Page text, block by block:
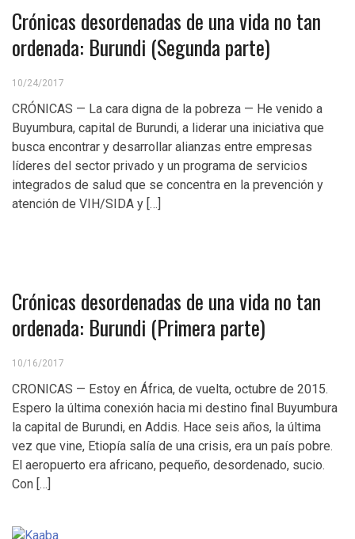
Crónicas desordenadas de una vida no tan
ordenada: Burundi (Segunda parte)
10/24/2017
CRÓNICAS — La cara digna de la pobreza — He venido a
Buyumbura, capital de Burundi, a liderar una iniciativa que
busca encontrar y desarrollar alianzas entre empresas
líderes del sector privado y un programa de servicios
integrados de salud que se concentra en la prevención y
atención de VIH/SIDA y […]
Crónicas desordenadas de una vida no tan
ordenada: Burundi (Primera parte)
10/16/2017
CRONICAS — Estoy en África, de vuelta, octubre de 2015.
Espero la última conexión hacia mi destino final Buyumbura
la capital de Burundi, en Addis. Hace seis años, la última
vez que vine, Etiopía salía de una crisis, era un país pobre.
El aeropuerto era africano, pequeño, desordenado, sucio.
Con […]